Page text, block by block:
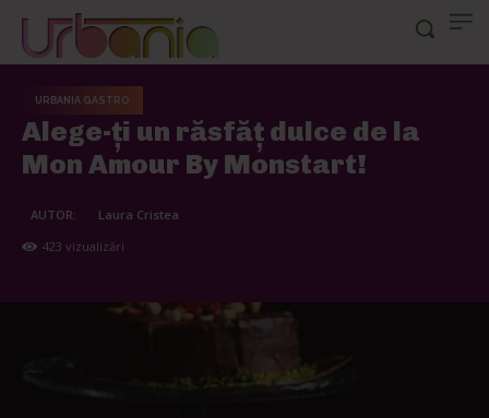
URBANIA GASTRO
Alege-ţi un răsfăţ dulce de la
Mon Amour By Monstart!
AUTOR:
Laura Cristea
423 vizualizări